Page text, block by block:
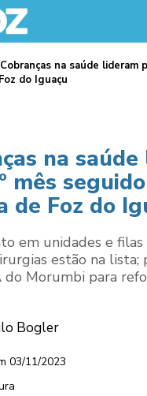
Cobranças na saúde lideram
do Iguaçu
na
mês
de Foz do
em unidades e filas
estão na
do Morumbi para
Bogler
03/11/2023